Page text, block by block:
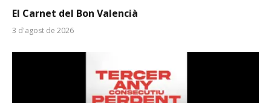
El Carnet del Bon Valencià
3 d'agost de 2026